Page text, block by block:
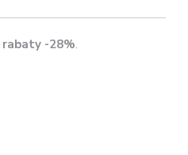
rabaty -28%.